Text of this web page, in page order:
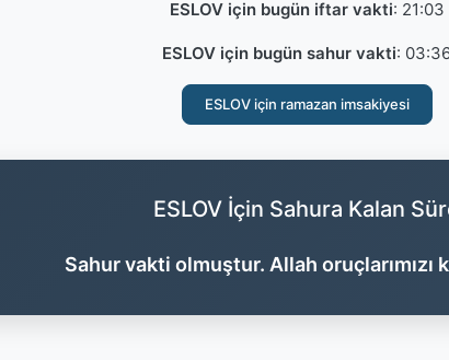
ESLOV için bugün iftar vakti: 21:03
ESLOV için bugün sahur vakti:
ESLOV için ramazan imsakiyesi
ESLOV İçin Sahura Kalan
Sahur vakti olmuştur. Allah oruçlarımızı